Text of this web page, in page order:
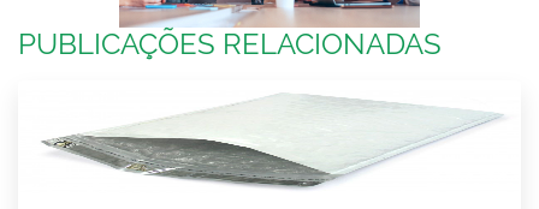
PUBLICAÇÕES RELACIONADAS